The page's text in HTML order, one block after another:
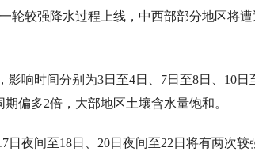
轮较强降水过程上线，中西部部分地区将
响时间分别为3日至4日、7日至8日、10日
偏多2倍，大部地区土壤含水量饱和。
日夜间至18日、20日夜间至22日将有两次